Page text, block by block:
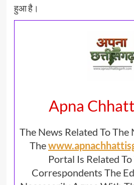
हुआ है।
Apna
The News Related To The
The
Portal Is Related
Correspondents The